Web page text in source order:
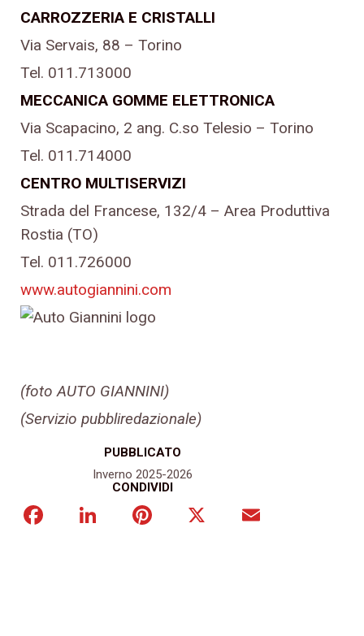
PUBBLICATO
Inverno 2025-2026
CONDIVIDI
FacebookLinkedInPinterest
CARROZZERIA E CRISTALLI
Via Servais, 88 – Torino
Tel. 011.713000
MECCANICA GOMME ELETTRONICA
Via Scapacino, 2 ang. C.so Telesio – Torino
Tel. 011.714000
CENTRO MULTISERVIZI
Strada del Francese, 132/4 – Area Produttiva
Rostia (TO)
Tel. 011.726000
www.autogiannini.com
(foto AUTO GIANNINI)
(Servizio pubbliredazionale)